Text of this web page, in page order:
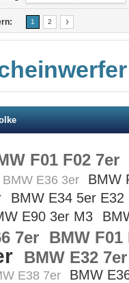
1 2
F01 F02 7er
BMW E36 3er
BMW
BMW E34 5er E32
E90 3er M3
7er BMW
BMW E32
E38 7er BMW